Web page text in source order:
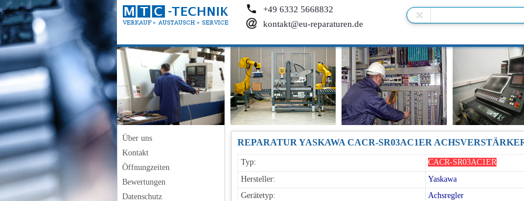
+49 6332 5668832
kontakt@eu-reparaturen.de
Über uns
Kontakt
Öffnungzeiten
Bewertungen
Datenschutz
REPARATUR YASKAWA CACR-SR03AC1ER
Typ:
CACR-SR03AC1ER
Hersteller:
Yaskawa
Gerätetyp:
Achsregler